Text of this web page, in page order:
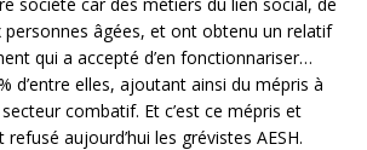
personnes âgées, et ont obtenu un relatif
qui a accepté d’en fonctionnariser…
d’entre elles, ajoutant ainsi du mépris à
secteur combatif. Et c’est ce mépris et
refusé aujourd’hui les grévistes AESH.